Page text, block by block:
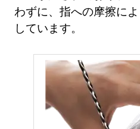
わずに、指への摩擦に
しています。